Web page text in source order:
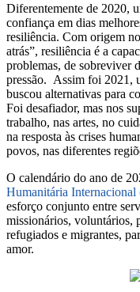
Diferentemente de 2020,
confiança em dias
resiliência. Com origem
atrás”, resiliência é a
problemas, de sobreviver
pressão. Assim foi 2021,
buscou alternativas para
Foi desafiador, mas nos
trabalho, nas artes, no
na resposta às crises
povos, nas diferentes
O calendário do ano de
Humanitária
esforço conjunto entre
missionários, voluntários,
refugiados e migrantes,
amor.